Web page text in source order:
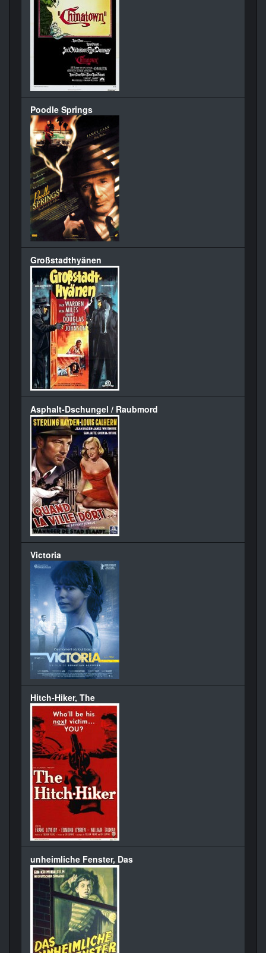
Poodle Springs
Großstadthyänen
Asphalt-Dschungel / Raubmord
Victoria
Hitch-Hiker, The
unheimliche Fenster, Das